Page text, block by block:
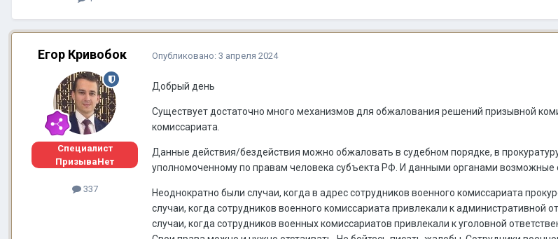
Егор Кривобок
Специалист
ПризываНет
337
Опубликовано: 3 апреля 2024
Добрый день
Существует достаточно много механизмов для обжалования решений призывной
комиссариата.
Данные действия/бездействия можно обжаловать в судебном порядке, в
уполномоченному по правам человека субъекта РФ. И данными органами возможные
Неоднократно были случаи, когда в адрес сотрудников военного комиссариата
случаи, когда сотрудников военного комиссариата привлекали к
случаи, когда сотрудников военных комиссариатов привлекали к уголовной